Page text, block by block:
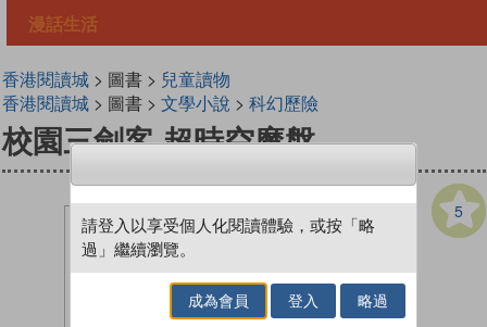
漫話生活
香港閱讀城> 圖書 > 兒童讀物
香港閱讀城> 圖書 > 文學小說 > 科幻歷險
校園三劍客 超時空魔盤
5
請登入以享受個人化閱讀體驗，或按「略
過」繼續瀏覽。
成為會員 登入 略過